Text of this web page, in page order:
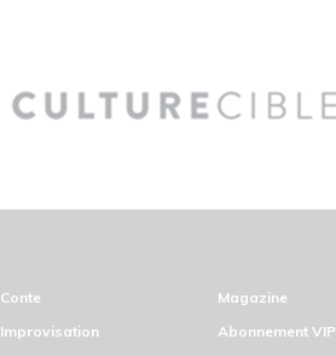
Conte
Improvisation
Magazine
Abonnement VIP